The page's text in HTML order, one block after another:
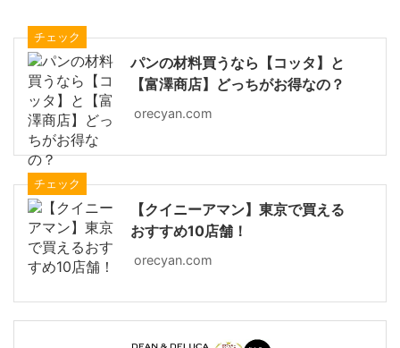
チェック
パンの材料買うなら【コッタ】と
【富澤商店】どっちがお得なの？
orecyan.com
チェック
【クイニーアマン】東京で買える
おすすめ10店舗！
orecyan.com